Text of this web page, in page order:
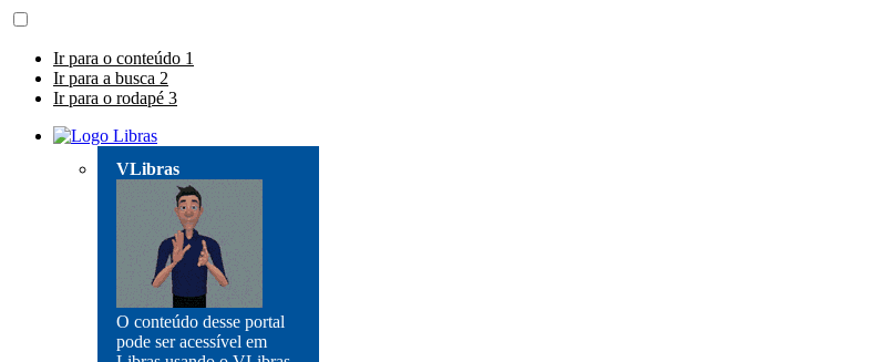
Ir para o conteúdo 1
Ir para a busca 2
Ir para o rodapé 3
VLibras
O conteúdo desse portal
pode ser acessível em